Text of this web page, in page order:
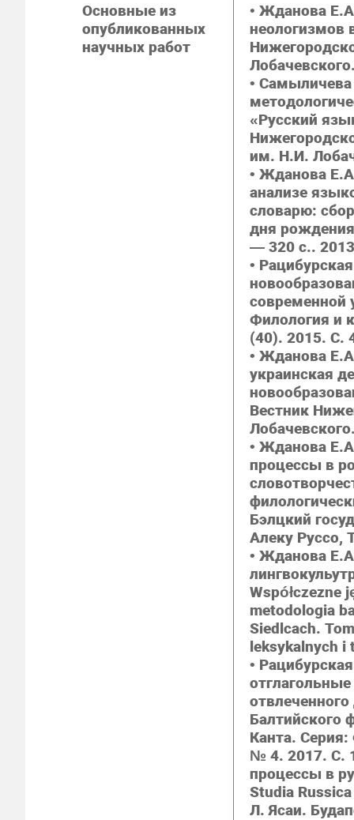
Основные из
опубликованных
научных работ
• Жданова
неологизмов
•
«Русский
им. Н.И.
• Жданова
анализе
словарю:
дня
— 320 с..
•
современной
Филология и
(40). 2015. С.
• Жданова
украинская
Вестник
• Жданова
процессы в
Бэлцкий
Алеку Руссо,
• Жданова
Współczezne
metodologia
Siedlcach.
leksykalnych i
•
Балтийского
Канта. Серия:
№ 4. 2017. С.
процессы в
Studia
Л. Ясаи.